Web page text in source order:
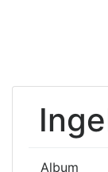
Album